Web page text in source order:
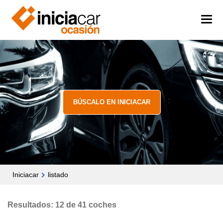
BÚSCALO EN INICIACAR
Iniciacar listado
Resultados: 12 de 41 coches